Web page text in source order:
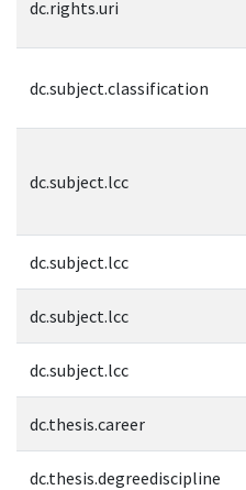
dc.rights.uri
dc.subject.classification
dc.subject.lcc
dc.subject.lcc
dc.subject.lcc
dc.subject.lcc
dc.thesis.career
dc.thesis.degreediscipline